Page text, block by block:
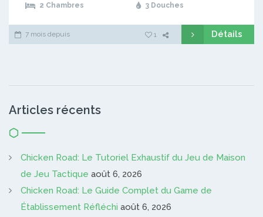
2 Chambres 3 Douches
7 mois depuis 1 Détails
Articles récents
Chicken Road: Le Tutoriel Exhaustif du Jeu de Maison
de Jeu Tactique août 6, 2026
Chicken Road: Le Guide Complet du Game de
Établissement Réfléchi août 6, 2026